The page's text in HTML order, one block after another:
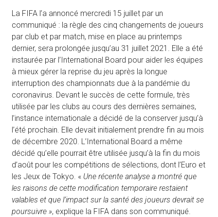
La FIFA l’a annoncé mercredi 15 juillet par un
communiqué : la règle des cinq changements de joueurs
par club et par match, mise en place au printemps
dernier, sera prolongée jusqu’au 31 juillet 2021. Elle a été
instaurée par l’International Board pour aider les équipes
à mieux gérer la reprise du jeu après la longue
interruption des championnats due à la pandémie du
coronavirus. Devant le succès de cette formule, très
utilisée par les clubs au cours des dernières semaines,
l’instance internationale a décidé de la conserver jusqu’à
l’été prochain. Elle devait initialement prendre fin au mois
de décembre 2020. L’International Board a même
décidé qu’elle pourrait être utilisée jusqu’à la fin du mois
d’août pour les compétitions de sélections, dont l’Euro et
les Jeux de Tokyo. « Une récente analyse a montré que
les raisons de cette modification temporaire restaient
valables et que l’impact sur la santé des joueurs devrait se
poursuivre », explique la FIFA dans son communiqué.